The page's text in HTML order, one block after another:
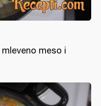
meso i